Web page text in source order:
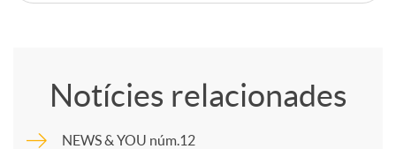
Notícies relacionades
NEWS & YOU núm.12